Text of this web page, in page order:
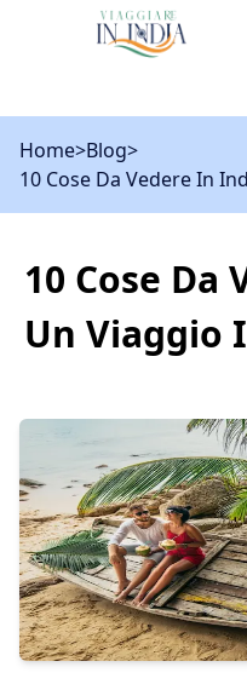
Home>Blog>
10 Cose Da Vedere In
10 Cose Da
Un Viaggio